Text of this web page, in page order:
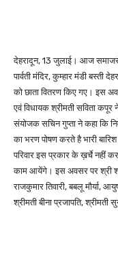
देहरादून, 13 जुलाई। आज
पार्वती मंदिर, कुम्हार मंडी
को छाता वितरण किए गए। इस
एवं विधायक श्रीमती सविता कपूर
संयोजक सचिन गुप्ता ने कहा कि
का भरण पोषण करते है भारी
परिवार इस प्रकार के ख़र्चे नहीं
काम आयेंगे। इस अवसर पर श्री
राजकुमार तिवारी, बबलू मौर्या,
श्रीमती बीना प्रजापति, श्रीमती